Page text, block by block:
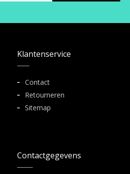
Klantenservice
Contact
Retourneren
Sitemap
Contactgegevens